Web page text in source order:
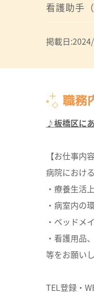
看護助手（
掲載日
職務
♪板橋区に
【お仕事内容
病院におけ
・療養生活
・病室内の
・ベッドメ
・看護用品
等をお願い
TEL登録・